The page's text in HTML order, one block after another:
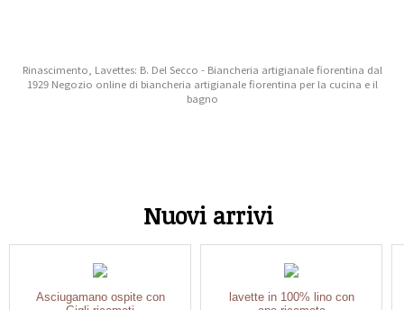
Rinascimento, Lavettes: B. Del Secco - Biancheria artigianale fiorentina dal
1929 Negozio online di biancheria artigianale fiorentina per la cucina e il
bagno
Nuovi arrivi
Asciugamano ospite con
lavette in 100% lino con